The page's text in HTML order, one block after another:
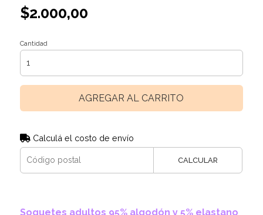
$2.000,00
Cantidad
AGREGAR AL CARRITO
Calculá el costo de envío
CALCULAR
Soquetes adultos 95% algodón y 5% elastano